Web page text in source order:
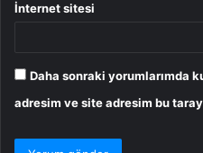
İnternet sitesi
Daha sonraki yorumlarımda
adresim ve site adresim bu